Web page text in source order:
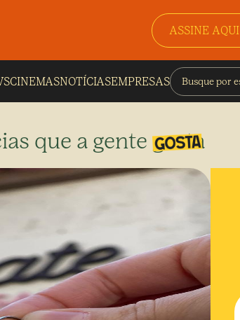
ASSINE AQUI
CINEMASNOTÍCIASEMPRESAS
que a gente gosta